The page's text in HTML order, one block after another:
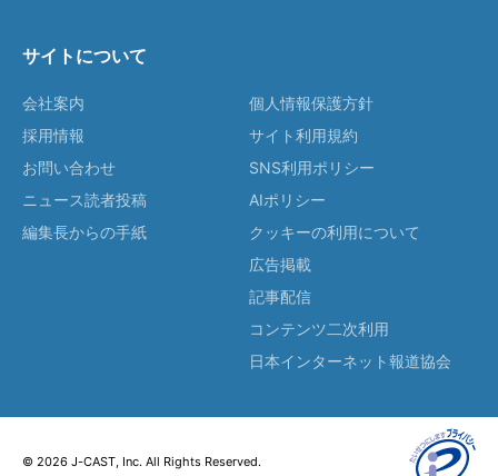
サイトについて
会社案内
採用情報
お問い合わせ
ニュース読者投稿
編集長からの手紙
個人情報保護方針
サイト利用規約
SNS利用ポリシー
AIポリシー
クッキーの利用について
広告掲載
記事配信
コンテンツ二次利用
日本インターネット報道協会
© 2026 J-CAST, Inc. All Rights Reserved.